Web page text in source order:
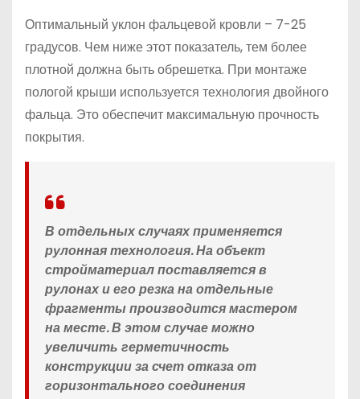
Оптимальный уклон фальцевой кровли – 7-25
градусов. Чем ниже этот показатель, тем более
плотной должна быть обрешетка. При монтаже
пологой крыши используется технология двойного
фальца. Это обеспечит максимальную прочность
покрытия.
В отдельных случаях применяется
рулонная технология. На объект
стройматериал поставляется в
рулонах и его резка на отдельные
фрагменты производится мастером
на месте. В этом случае можно
увеличить герметичность
конструкции за счет отказа от
горизонтального соединения